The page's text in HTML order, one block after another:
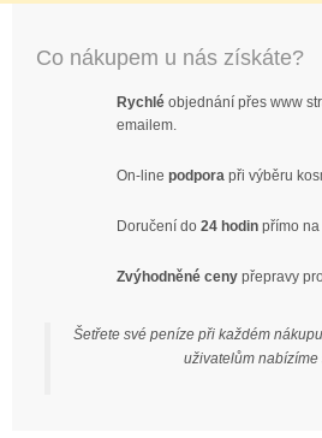
Co nákupem u nás získáte?
Rychlé objednání přes www
emailem.
On-line podpora při výběru
Doručení do 24 hodin přímo
Zvýhodněné ceny přepravy
Šetřete své peníze při každém
uživatelům nabízíme